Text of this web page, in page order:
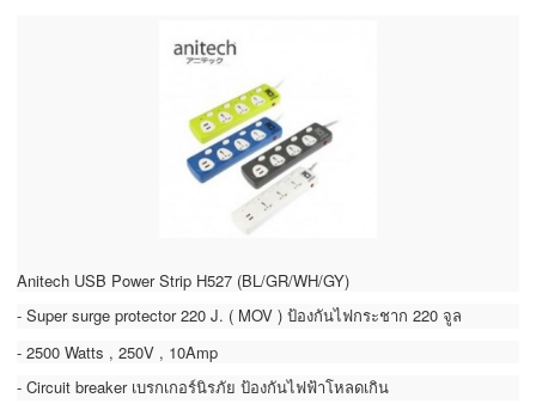
Anitech USB Power Strip H527 (BL/GR/WH/GY)
- Super surge protector 220 J. ( MOV ) ป้องกันไฟกระชาก 220 จูล
- 2500 Watts , 250V , 10Amp
- Circuit breaker เบรกเกอร์นิรภัย ป้องกันไฟฟ้าโหลดเกิน